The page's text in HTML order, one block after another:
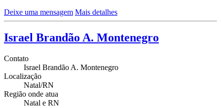
Deixe uma mensagem Mais detalhes
Israel Brandão A. Montenegro
Contato
Israel Brandão A. Montenegro
Localização
Natal/RN
Região onde atua
Natal e RN